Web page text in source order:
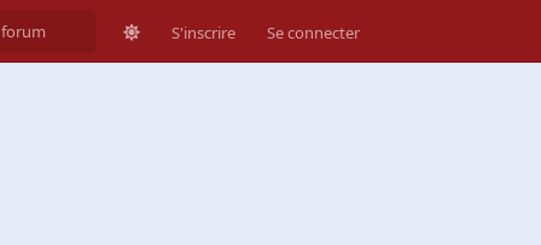
S'inscrire Se connecter